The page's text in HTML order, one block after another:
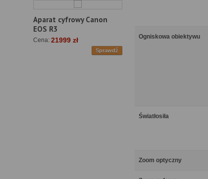
Aparat cyfrowy Canon
EOS R3
Cena: 21999 zł
Sprawdź
Ogniskowa obiektywu
Światłosiła
Zoom optyczny